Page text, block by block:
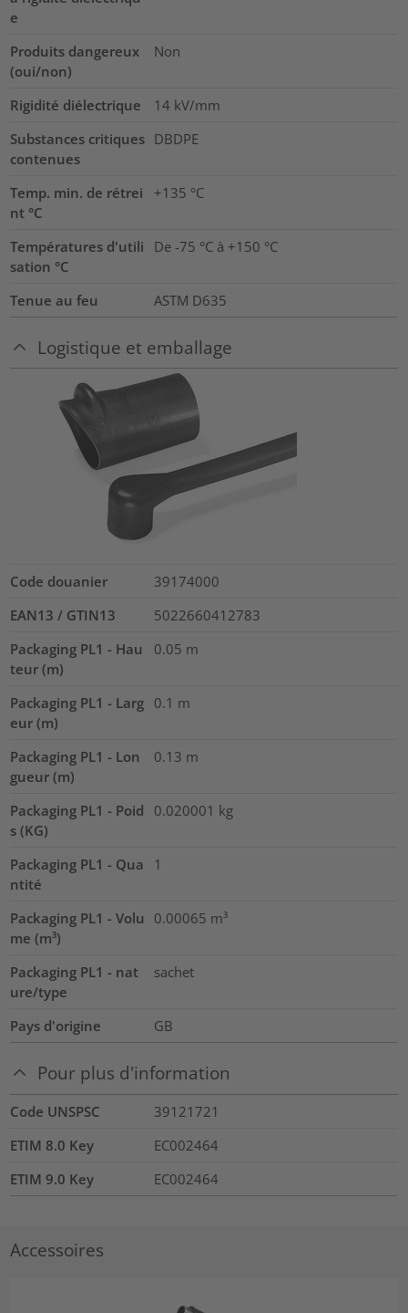
e
Produits dangereux
(oui/non)
Non
Rigidité diélectrique 14 kV/mm
Substances critiques
contenues
DBDPE
Temp. min. de rétrei
nt °C
+135 °C
Températures d'utili
sation °C
De -75 °C à +150 °C
Tenue au feu ASTM D635
Logistique et emballage
Code douanier
39174000
EAN13 / GTIN13
5022660412783
Packaging PL1 - Hau
teur (m)
0.05 m
Packaging PL1 - Larg
eur (m)
0.1 m
Packaging PL1 - Lon
gueur (m)
0.13 m
Packaging PL1 - Poid
s (KG)
0.020001 kg
Packaging PL1 - Qua
ntité
1
Packaging PL1 - Volu
me (m³)
0.00065 m³
Packaging PL1 - nat
ure/type
sachet
Pays d'origine GB
Pour plus d'information
Code UNSPSC
39121721
ETIM 8.0 Key
EC002464
ETIM 9.0 Key
EC002464
Accessoires